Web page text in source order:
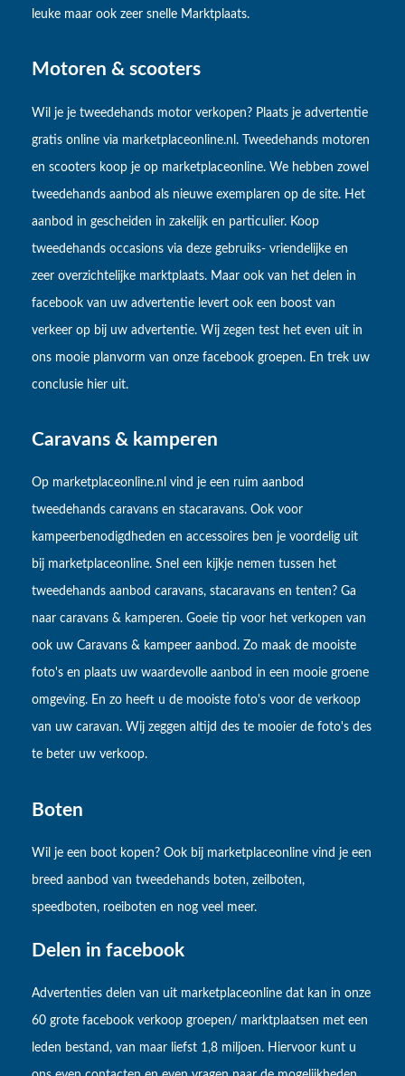
leuke maar ook zeer snelle Marktplaats.
Motoren & scooters
Wil je je tweedehands motor verkopen? Plaats je advertentie
gratis online via marketplaceonline.nl. Tweedehands motoren
en scooters koop je op marketplaceonline. We hebben zowel
tweedehands aanbod als nieuwe exemplaren op de site. Het
aanbod in gescheiden in zakelijk en particulier. Koop
tweedehands occasions via deze gebruiks- vriendelijke en
zeer overzichtelijke marktplaats. Maar ook van het delen in
facebook van uw advertentie levert ook een boost van
verkeer op bij uw advertentie. Wij zegen test het even uit in
ons mooie planvorm van onze facebook groepen. En trek uw
conclusie hier uit.
Caravans & kamperen
Op marketplaceonline.nl vind je een ruim aanbod
tweedehands caravans en stacaravans. Ook voor
kampeerbenodigdheden en accessoires ben je voordelig uit
bij marketplaceonline. Snel een kijkje nemen tussen het
tweedehands aanbod caravans, stacaravans en tenten? Ga
naar caravans & kamperen. Goeie tip voor het verkopen van
ook uw Caravans & kampeer aanbod. Zo maak de mooiste
foto's en plaats uw waardevolle aanbod in een mooie groene
omgeving. En zo heeft u de mooiste foto's voor de verkoop
van uw caravan. Wij zeggen altijd des te mooier de foto's des
te beter uw verkoop.
Boten
Wil je een boot kopen? Ook bij marketplaceonline vind je een
breed aanbod van tweedehands boten, zeilboten,
speedboten, roeiboten en nog veel meer.
Delen in facebook
Advertenties delen van uit marketplaceonline dat kan in onze
60 grote facebook verkoop groepen/ marktplaatsen met een
leden bestand, van maar liefst 1,8 miljoen. Hiervoor kunt u